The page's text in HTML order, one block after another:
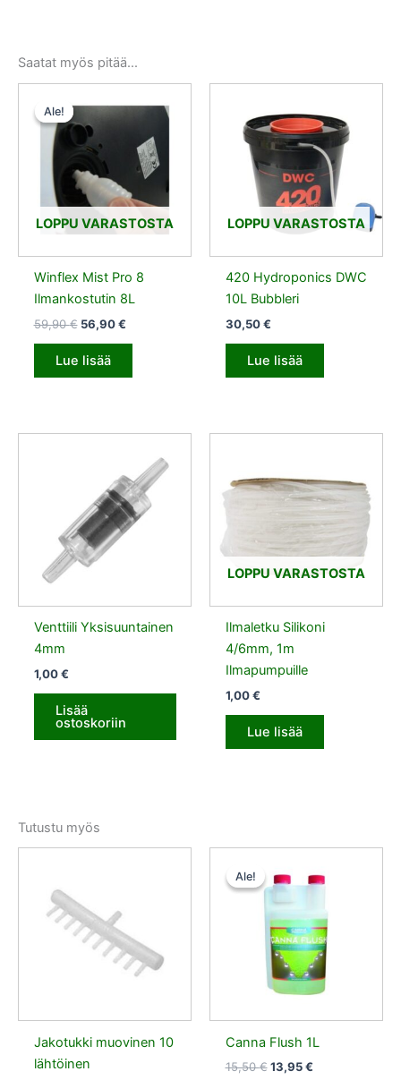
Saatat myös pitää...
Ale!
LOPPU VARASTOSTA
Ale!
Winflex Mist Pro 8
Ilmankostutin 8L
59,90€
Alkuperäinen
hinta
59,90 €.
56,90€
Nykyinen
hinta
56,90 €.
Lue lisää
LOPPU VARASTOSTA
420 Hydroponics DWC
10L Bubbleri
30,50€
Lue lisää
Venttiili Yksisuuntainen
4mm
1,00€
Lisää
ostoskoriin
LOPPU VARASTOSTA
Ilmaletku Silikoni
4/6mm, 1m
Ilmapumpuille
1,00€
Lue lisää
Tutustu myös
Jakotukki muovinen 10
lähtöinen
Ale!
Ale!
Canna Flush 1L
15,50€
oli:
15,50 €.
13,95€
on: